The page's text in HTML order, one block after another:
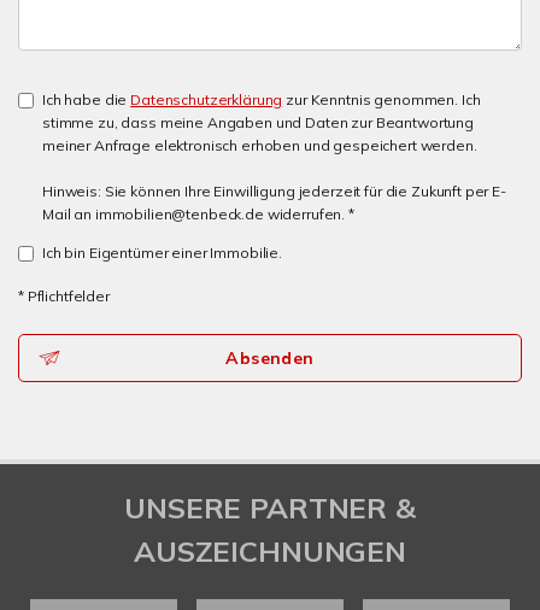
Ich habe die Datenschutzerklärung zur Kenntnis genommen. Ich
stimme zu, dass meine Angaben und Daten zur Beantwortung
meiner Anfrage elektronisch erhoben und gespeichert werden.
Hinweis: Sie können Ihre Einwilligung jederzeit für die Zukunft per E-
Mail an immobilien@tenbeck.de widerrufen. *
Ich bin Eigentümer einer Immobilie.
* Pflichtfelder
Absenden
UNSERE PARTNER &
AUSZEICHNUNGEN